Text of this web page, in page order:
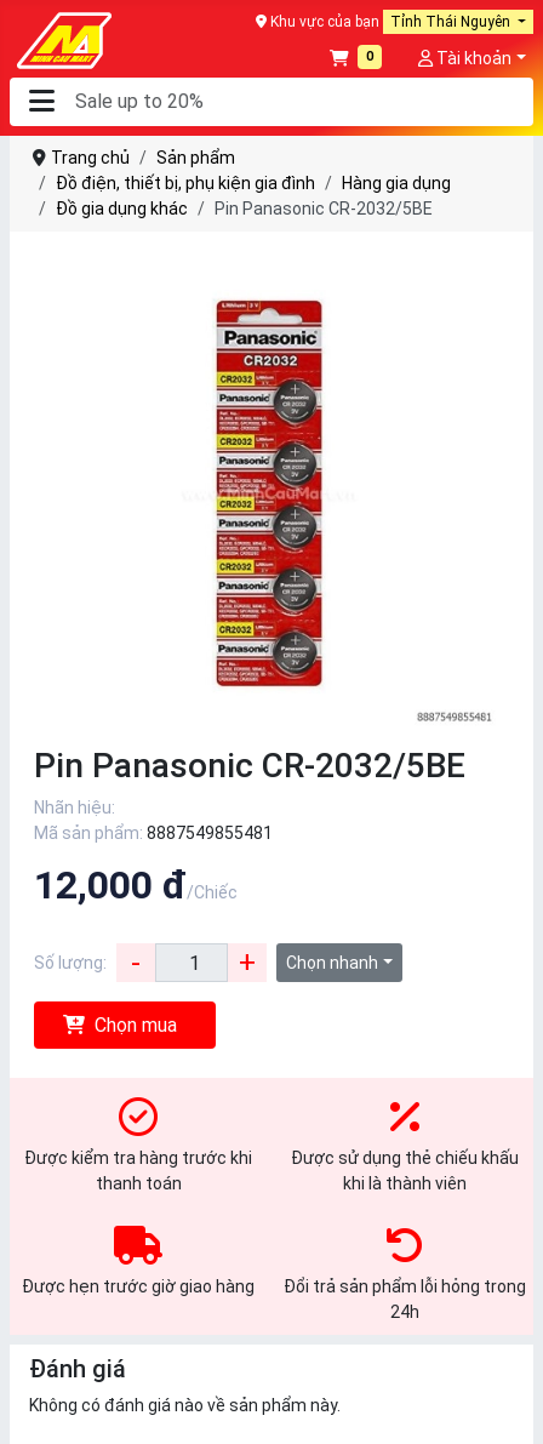
Khu vực của bạn Tỉnh Thái Nguyên
0 Tài khoản
Trang chủ
Sản phẩm
Đồ điện, thiết bị, phụ kiện gia đình
Hàng gia dụng
Đồ gia dụng khác
Pin Panasonic CR-2032/5BE
Pin Panasonic CR-2032/5BE
Nhãn hiệu:
Mã sản phẩm: 8887549855481
12,000 đ/Chiếc
Số lượng: - + Chọn nhanh
Chọn mua
Được kiểm tra hàng trước khi
thanh toán
Được sử dụng thẻ chiếu khấu
khi là thành viên
Được hẹn trước giờ giao hàng
Đổi trả sản phẩm lỗi hỏng trong
24h
Đánh giá
Không có đánh giá nào về sản phẩm này.